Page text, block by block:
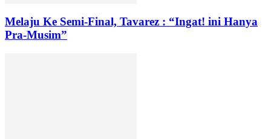
Melaju Ke Semi-Final, Tavarez : “Ingat! ini Hanya
Pra-Musim”